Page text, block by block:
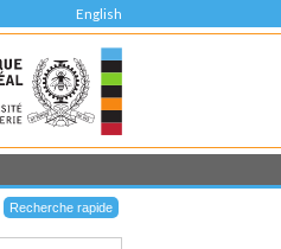
English